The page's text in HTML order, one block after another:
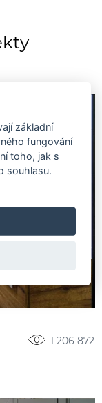
1 206 872
základní
fungování
toho, jak s
souhlasu.